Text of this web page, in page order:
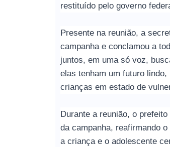
restituído pelo governo
Presente na reunião, a
campanha e conclamou a
juntos, em uma só voz,
elas tenham um futuro
crianças em estado de
Durante a reunião, o
da campanha, reafirmando
a criança e o adolescente